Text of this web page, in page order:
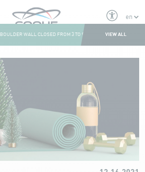
BOULDER WALL CLOSED FROM 3 TO 9 AUGUST 3
VIEW ALL